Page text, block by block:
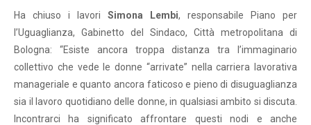
Ha chiuso i lavori Simona Lembi, responsabile Piano per
l’Uguaglianza, Gabinetto del Sindaco, Città metropolitana di
Bologna: “Esiste ancora troppa distanza tra l’immaginario
collettivo che vede le donne “arrivate” nella carriera lavorativa
manageriale e quanto ancora faticoso e pieno di disuguaglianza
sia il lavoro quotidiano delle donne, in qualsiasi ambito si discuta.
Incontrarci ha significato affrontare questi nodi e anche